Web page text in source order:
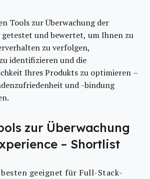
Tools zur Überwachung der
und bewertet, um Ihnen zu
zu verfolgen,
identifizieren und die
Ihres Produkts zu optimieren –
und -bindung
zur Überwachung
– Shortlist
besten geeignet für Full-Stack-